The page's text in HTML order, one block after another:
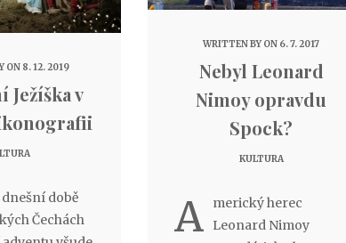
ON 8. 12. 2019
Ježíška v
době
Čechách
WRITTEN BY ON 6. 7. 2017
Nebyl Leonard
Nimoy opravdu
Spock?
KULTURA
A
merický herec
Leonard Nimoy